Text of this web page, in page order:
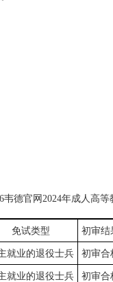
韦德官网2024年成人高
免试类型 初审结
就业的退役士兵 初审合
就业的退役士兵 初审合